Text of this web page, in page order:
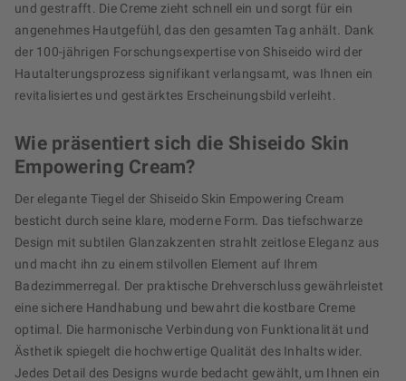
und gestrafft. Die Creme zieht schnell ein und sorgt für ein
angenehmes Hautgefühl, das den gesamten Tag anhält. Dank
der 100-jährigen Forschungsexpertise von Shiseido wird der
Hautalterungsprozess signifikant verlangsamt, was Ihnen ein
revitalisiertes und gestärktes Erscheinungsbild verleiht.
Wie präsentiert sich die Shiseido Skin
Empowering Cream?
Der elegante Tiegel der Shiseido Skin Empowering Cream
besticht durch seine klare, moderne Form. Das tiefschwarze
Design mit subtilen Glanzakzenten strahlt zeitlose Eleganz aus
und macht ihn zu einem stilvollen Element auf Ihrem
Badezimmerregal. Der praktische Drehverschluss gewährleistet
eine sichere Handhabung und bewahrt die kostbare Creme
optimal. Die harmonische Verbindung von Funktionalität und
Ästhetik spiegelt die hochwertige Qualität des Inhalts wider.
Jedes Detail des Designs wurde bedacht gewählt, um Ihnen ein